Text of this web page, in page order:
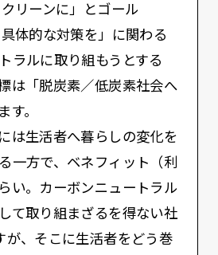
リーンに」とゴール
体的な対策を」に関わる
ラルに取り組もうとする
は「脱炭素／低炭素社会へ
す。
は生活者へ暮らしの変化を
一方で、ベネフィット（利
い。カーボンニュートラル
て取り組まざるを得ない社
が、そこに生活者をどう巻